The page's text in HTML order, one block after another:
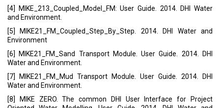
[4] MIKE_213_Coupled_Model_FM: User Guide. 2014. DHI Water
and Environment.
[5] MIKE21_FM_Coupled_Step_By_Step. 2014. DHI Water and
Environment
[6] MIKE21_FM_Sand Transport Module. User Guide. 2014. DHI
Water and Environment.
[7] MIKE21_FM_Mud Transport Module. User Guide. 2014. DHI
Water and Environment.
[8] MIKE ZERO. The common DHI User Interface for Project